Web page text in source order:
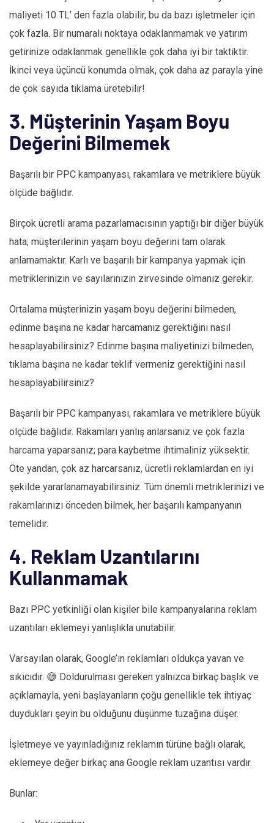
maliyeti 10 TL’ den fazla olabilir, bu da bazı işletmeler için
çok fazla. Bir numaralı noktaya odaklanmamak ve yatırım
getirinize odaklanmak genellikle çok daha iyi bir taktiktir.
İkinci veya üçüncü konumda olmak, çok daha az parayla yine
de çok sayıda tıklama üretebilir!
3. Müşterinin Yaşam Boyu
Değerini Bilmemek
Başarılı bir PPC kampanyası, rakamlara ve metriklere büyük
ölçüde bağlıdır.
Birçok ücretli arama pazarlamacısının yaptığı bir diğer büyük
hata; müşterilerinin yaşam boyu değerini tam olarak
anlamamaktır. Karlı ve başarılı bir kampanya yapmak için
metriklerinizin ve sayılarınızın zirvesinde olmanız gerekir.
Ortalama müşterinizin yaşam boyu değerini bilmeden,
edinme başına ne kadar harcamanız gerektiğini nasıl
hesaplayabilirsiniz? Edinme başına maliyetinizi bilmeden,
tıklama başına ne kadar teklif vermeniz gerektiğini nasıl
hesaplayabilirsiniz?
Başarılı bir PPC kampanyası, rakamlara ve metriklere büyük
ölçüde bağlıdır. Rakamları yanlış anlarsanız ve çok fazla
harcama yaparsanız; para kaybetme ihtimaliniz yüksektir.
Öte yandan, çok az harcarsanız, ücretli reklamlardan en iyi
şekilde yararlanamayabilirsiniz. Tüm önemli metriklerinizi ve
rakamlarınızı önceden bilmek, her başarılı kampanyanın
temelidir.
4. Reklam Uzantılarını
Kullanmamak
Bazı PPC yetkinliği olan kişiler bile kampanyalarına reklam
uzantıları eklemeyi yanlışlıkla unutabilir.
Varsayılan olarak, Google’ın reklamları oldukça yavan ve
sıkıcıdır. 😅 Doldurulması gereken yalnızca birkaç başlık ve
açıklamayla, yeni başlayanların çoğu genellikle tek ihtiyaç
duydukları şeyin bu olduğunu düşünme tuzağına düşer.
İşletmeye ve yayınladığınız reklamın türüne bağlı olarak,
eklemeye değer birkaç ana Google reklam uzantısı vardır.
Bunlar: